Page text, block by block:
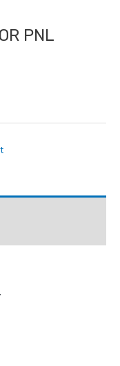
PNL